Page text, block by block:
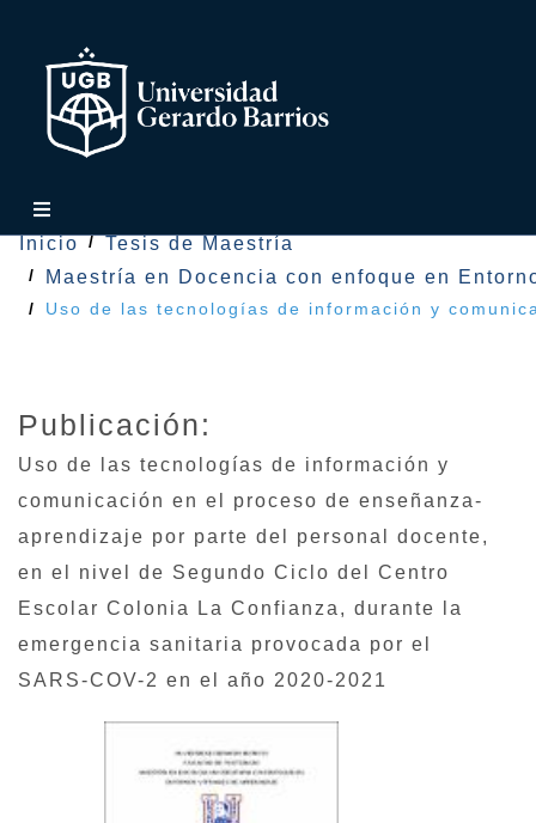
Inicio
Tesis de Maestría
Maestría en Docencia con enfoque en
Uso de las tecnologías de información y
Publicación:
Uso de las tecnologías de información y
comunicación en el proceso de enseñanza-
aprendizaje por parte del personal docente,
en el nivel de Segundo Ciclo del Centro
Escolar Colonia La Confianza, durante la
emergencia sanitaria provocada por el
SARS-COV-2 en el año 2020-2021